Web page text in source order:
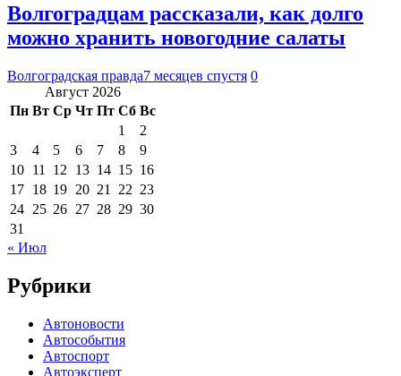
Волгоградцам рассказали, как долго
можно хранить новогодние салаты
Волгоградская правда7 месяцев спустя 0
Август 2026
Пн Вт Ср Чт Пт Сб Вс
1
2
3
4 5 6 7 8
9
10 11 12 13 14 15 16
17 18 19 20 21 22 23
24 25 26 27 28 29 30
31
« Июл
Рубрики
Автоновости
Автособытия
Автоспорт
Автоэксперт